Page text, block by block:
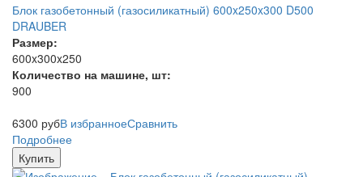
Блок газобетонный (газосиликатный) 600x250x300 D500
DRAUBER
Размер:
600x300x250
Количество на машине, шт:
900
6300 рубВ избранноеСравнить
Подробнее
Купить